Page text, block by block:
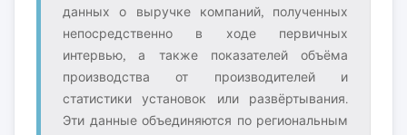
данных о выручке компаний, полученных
непосредственно в ходе первичных
интервью, а также показателей объёма
производства от производителей и
статистики установок или развёртывания.
Эти данные объединяются по региональным